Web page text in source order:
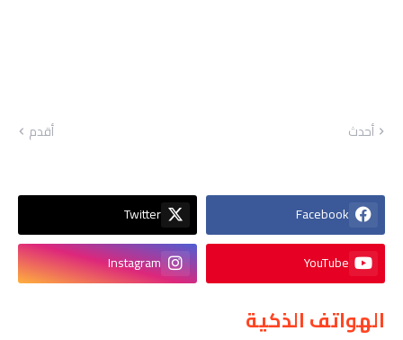
أحدث أقدم
Facebook
Twitter
YouTube
Instagram
الهواتف الذكية